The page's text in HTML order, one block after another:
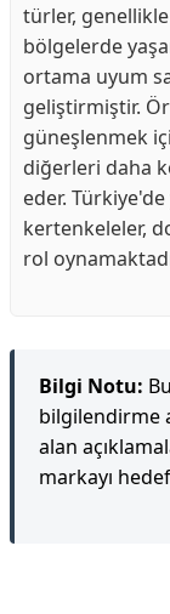
türler, genellikle
bölgelerde
ortama uyum
geliştirmiştir.
güneşlenmek
diğerleri daha
eder.
kertenkeleler,
rol
Bilgi Notu:
bilgilendirme
alan
markayı